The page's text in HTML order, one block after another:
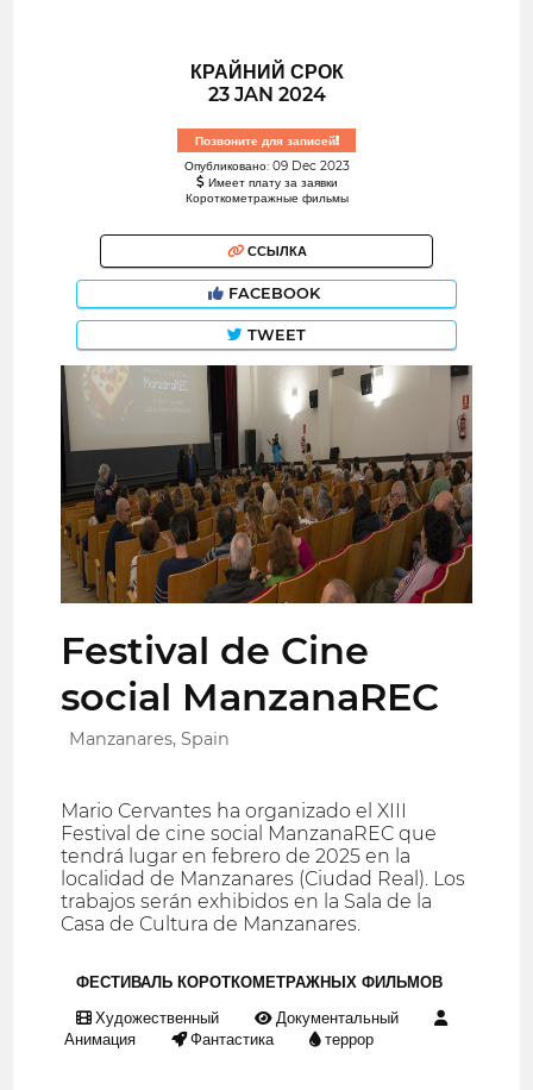
КРАЙНИЙ СРОК
23 JAN 2024
Позвоните для записей!
Опубликовано: 09 Dec 2023
Имеет плату за заявки
Короткометражные фильмы
ССЫЛКА
FACEBOOK
TWEET
Festival de Cine
social ManzanaREC
Manzanares, Spain
Mario Cervantes ha organizado el XIII
Festival de cine social ManzanaREC que
tendrá lugar en febrero de 2025 en la
localidad de Manzanares (Ciudad Real). Los
trabajos serán exhibidos en la Sala de la
Casa de Cultura de Manzanares.
ФЕСТИВАЛЬ КОРОТКОМЕТРАЖНЫХ ФИЛЬМОВ
Художественный
Документальный
Анимация
Фантастика террор